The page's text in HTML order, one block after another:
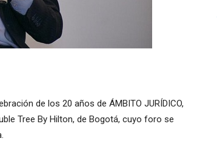
de los 20 años de ÁMBITO JURÍDICO,
Tree By Hilton, de Bogotá, cuyo foro se